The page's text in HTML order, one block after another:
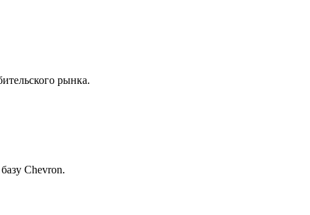
рынка.
Chevron.